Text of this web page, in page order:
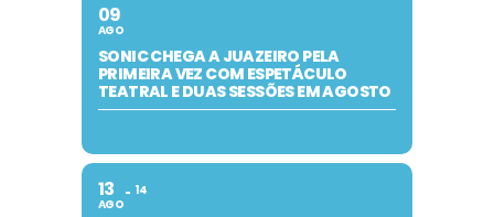
09
AGO
SONIC CHEGA A JUAZEIRO PELA
PRIMEIRA VEZ COM ESPETÁCULO
TEATRAL E DUAS SESSÕES EM AGOSTO
13
AGO
14